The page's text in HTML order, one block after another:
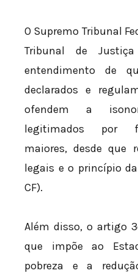
O Supremo Tribunal
Tribunal de
entendimento de
declarados e
ofendem a
legitimados por
maiores, desde que
legais e o princípio
CF).
Além disso, o artigo
que impõe ao
pobreza e a